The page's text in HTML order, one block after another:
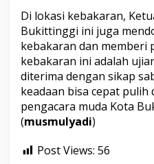
n
R
u
m
a
h
W
a
Di lokasi kebakaran,
Bukittinggi ini juga
kebakaran dan memberi
kebakaran ini adalah
diterima dengan sikap
keadaan bisa cepat pulih
pengacara muda Kota
(musmulyadi)
Post Views: 56